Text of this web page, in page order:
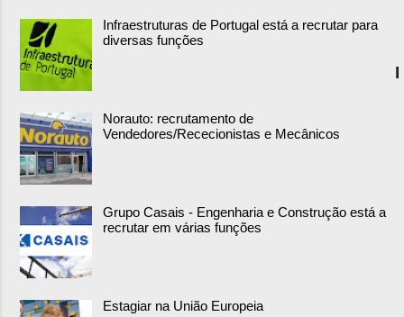
Infraestruturas de Portugal está a recrutar para
diversas funções
Norauto: recrutamento de
Vendedores/Rececionistas e Mecânicos
Grupo Casais - Engenharia e Construção está a
recrutar em várias funções
Estagiar na União Europeia
I